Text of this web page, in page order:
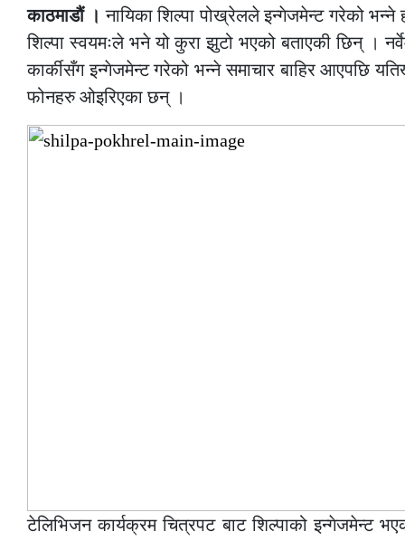
काठमाडौं । नायिका शिल्पा पोख्रेलले इन्गेजमेन्ट गरेको
शिल्पा स्वयमःले भने यो कुरा झुटो भएको बताएकी छिन् ।
कार्कीसँग इन्गेजमेन्ट गरेको भन्ने समाचार बाहिर आएपछि
फोनहरु ओइरिएका छन् ।
टेलिभिजन कार्यक्रम चित्रपट बाट शिल्पाको इन्गेजमेन्ट